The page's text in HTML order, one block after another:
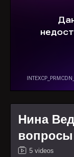
Нина
вопросы
5 videos